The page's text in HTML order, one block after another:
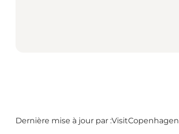
Dernière mise à jour par :VisitCopenhagen